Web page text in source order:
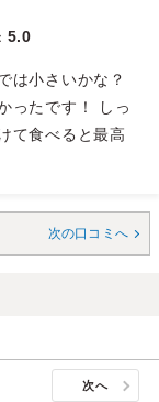
： 5.0
は小さいかな？
ったです！ しっ
て食べると最高
次の口コミへ
次へ